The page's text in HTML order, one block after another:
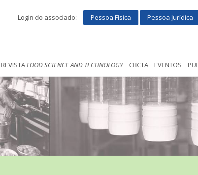
Login do associado: Pessoa Física Pessoa Jurídica
REVISTAFOOD SCIENCE AND TECHNOLOGY CBCTA EVENTOS